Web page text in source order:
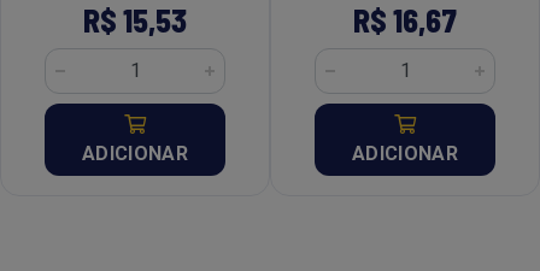
R$ 15,53
ADICIONAR
R$ 16,67
ADICIONAR